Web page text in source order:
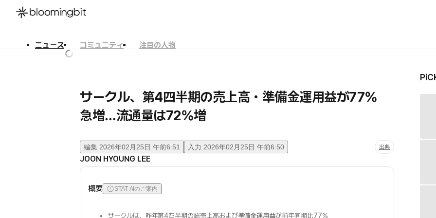
ニュース コミュニティ
注目の人物
サークル、第4四半期の売上高・準備金運用益が77%
急増…流通量は72%増
編集 2026年02月25日 午前6:51 入力 2026年02月25日 午前6:50 出典
JOON HYOUNG LEE
概要 STAT AIのご案内
サークルは、昨年第4四半期の総売上高および準備金運用益が前年同期比77%